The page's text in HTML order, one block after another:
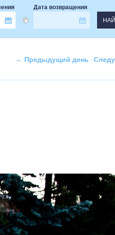
Дата возвращения
← Предыдущий день